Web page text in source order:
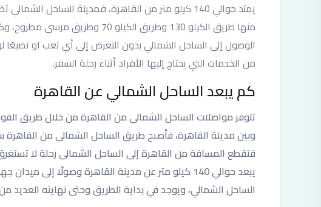
منها طريق الكيلو 130 وطريق
الوصول إلى الساحل الشمالي بدون التعرض إلى أي تعب او تضيعًا
من الخدمات التي يحتاج إليها الأفراد أثناء رحلة السفر.
كم يبعد الساحل الشمالي عن القاهرة
تتوفر مواصلات الساحل الشمالى من القاهرة من خلال طريق
وبين مدينة القاهرة، فأصبح طريق الساحل الشمالى من القاهرة
فتقطع المسافة من القاهرة إلى الساحل الشمالى رحلة لا
الساحل الشمالي، ويوجد في بداية الطريق وحتى نهايته العديد